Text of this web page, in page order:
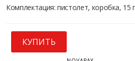
Комплектация: пистолет, коробка, 15
КУПИТЬ